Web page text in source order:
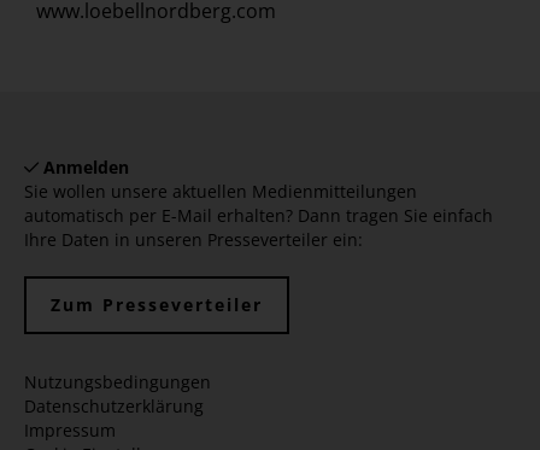
www.loebellnordberg.com
Anmelden
Sie wollen unsere aktuellen Medienmitteilungen
automatisch per E-Mail erhalten? Dann tragen Sie einfach
Ihre Daten in unseren Presseverteiler ein:
Zum Presseverteiler
Nutzungsbedingungen
Datenschutzerklärung
Impressum